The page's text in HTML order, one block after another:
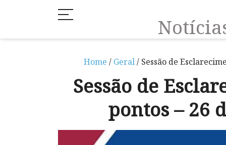
Home / Geral/ Sessão de
Sessão de
pontos – 26